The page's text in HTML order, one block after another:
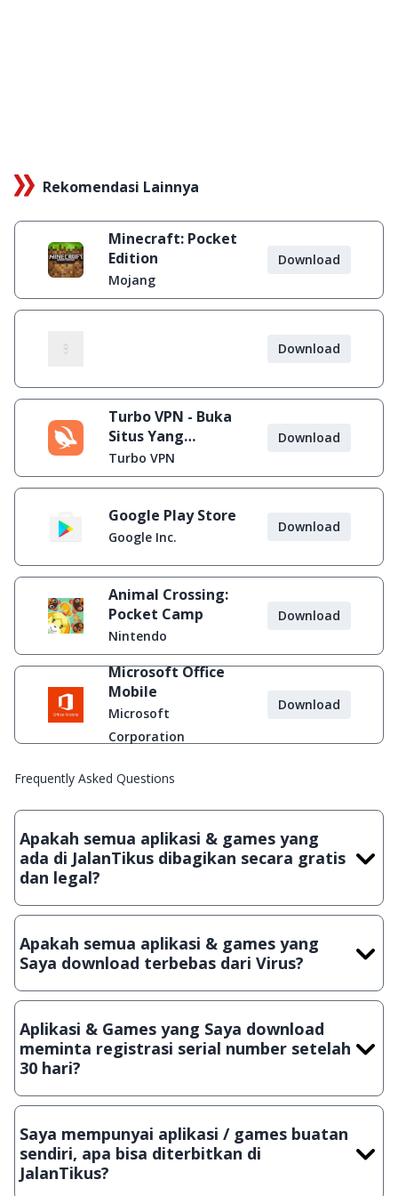
Rekomendasi Lainnya
Minecraft: Pocket
Edition
Mojang
Download
Download
Turbo VPN - Buka
Situs Yang
Diblokir
Turbo VPN
Download
Google Play Store
Google Inc.
Download
Animal Crossing:
Pocket Camp
Nintendo
Download
Microsoft Office
Mobile
Microsoft
Corporation
Download
Frequently Asked Questions
Apakah semua aplikasi & games yang
ada di JalanTikus dibagikan secara gratis
dan legal?
Ya, JalanTikus hanya membagikan aplikasi & games yang
crack, patch atau semacamnya.
Apakah semua aplikasi & games yang
Saya download terbebas dari Virus?
Ya, JalanTikus selalu melakukan scanning dengan 3 jenis
suatu aplikasi atau games, sehingga bisa dijamin 100%
terbebas dari virus.
Aplikasi & Games yang Saya download
meminta registrasi serial number setelah
30 hari?
Meskipun dibagikan secara gratis, namun ada beberapa
hanya bisa digunakan dalam jangka waktu tertentu dan jika
ingin lanjut menggunakannya kamu harus membeli lisensi
aslinya.
Saya mempunyai aplikasi / games buatan
sendiri, apa bisa diterbitkan di
JalanTikus?